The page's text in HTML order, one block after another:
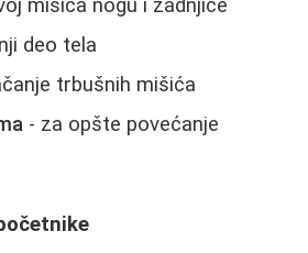
mišića nogu i zadnjice
deo tela
trbušnih mišića
- za opšte povećanje